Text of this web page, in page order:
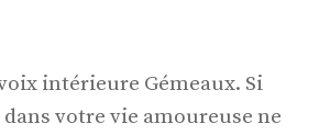
intérieure Gémeaux. Si
votre vie amoureuse ne